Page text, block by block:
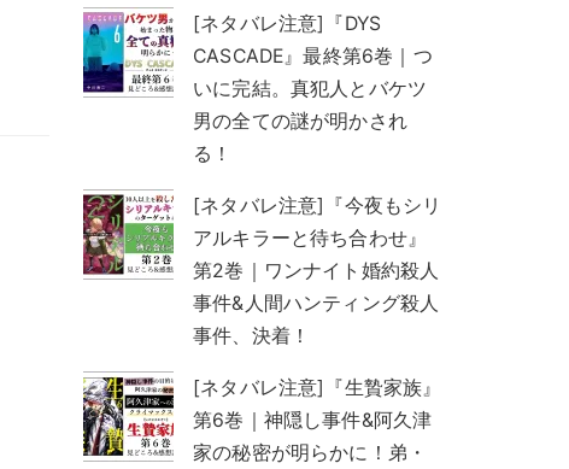
[ネタバレ注意]『DYS
CASCADE』最終第6巻｜つ
いに完結。真犯人とバケツ
男の全ての謎が明かされ
る！
[ネタバレ注意]『今夜もシリ
アルキラーと待ち合わせ』
第2巻｜ワンナイト婚約殺人
事件&人間ハンティング殺人
事件、決着！
[ネタバレ注意]『生贄家族』
第6巻｜神隠し事件&阿久津
家の秘密が明らかに！弟・